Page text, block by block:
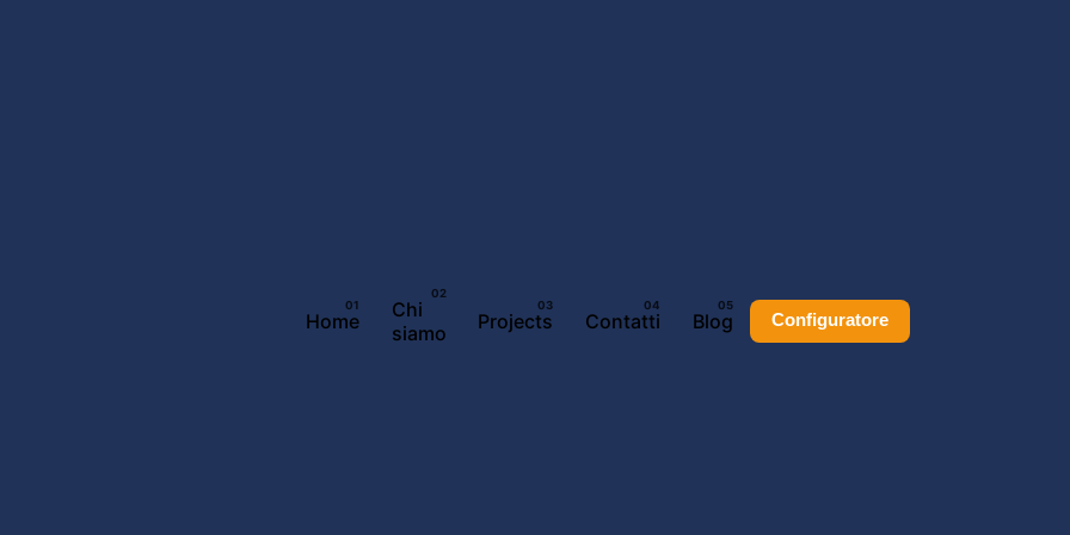
Home
Chi
siamo
Projects Contatti Blog Configuratore